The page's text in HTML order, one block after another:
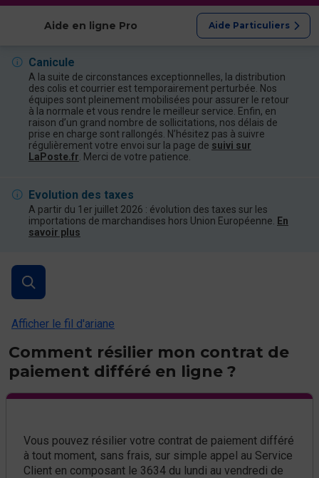
Aide en ligne Pro Aide Particuliers
Canicule
A la suite de circonstances exceptionnelles, la distribution
des colis et courrier est temporairement perturbée. Nos
équipes sont pleinement mobilisées pour assurer le retour
à la normale et vous rendre le meilleur service. Enfin, en
raison d’un grand nombre de sollicitations, nos délais de
prise en charge sont rallongés. N’hésitez pas à suivre
régulièrement votre envoi sur la page de suivi sur
LaPoste.fr . Merci de votre patience.
Evolution des taxes
A partir du 1er juillet 2026 : évolution des taxes sur les
importations de marchandises hors Union Européenne.
En
savoir plus
Afficher le fil d'ariane
Comment résilier mon contrat de
paiement différé en ligne ?
Vous pouvez résilier votre contrat de paiement différé
à tout moment, sans frais, sur simple appel au Service
Client en composant le 3634 du lundi au vendredi de